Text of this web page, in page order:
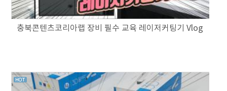
충북콘텐츠코리아랩 장비 필수 교육 레이저커팅기 Vlog